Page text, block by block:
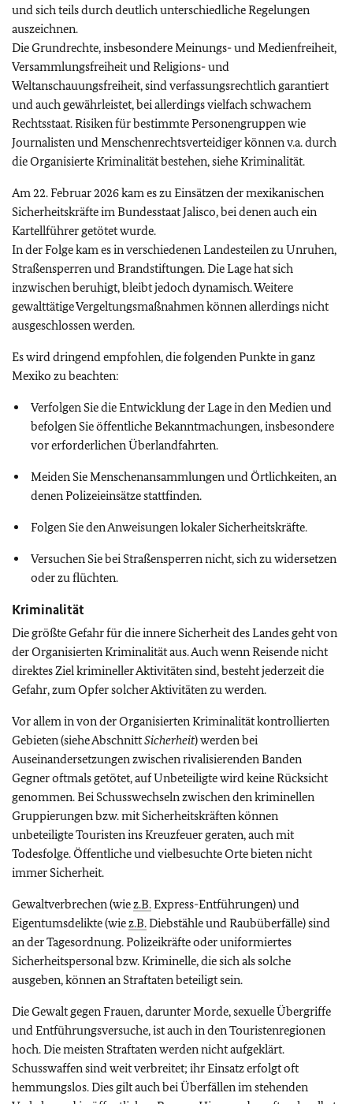
und sich teils durch deutlich unterschiedliche Regelungen
auszeichnen.
Die Grundrechte, insbesondere Meinungs- und Medienfreiheit,
Versammlungsfreiheit und Religions- und
Weltanschauungsfreiheit, sind verfassungsrechtlich garantiert
und auch gewährleistet, bei allerdings vielfach schwachem
Rechtsstaat. Risiken für bestimmte Personengruppen wie
Journalisten und Menschenrechtsverteidiger können v.a. durch
die Organisierte Kriminalität bestehen, siehe Kriminalität.
Am 22. Februar 2026 kam es zu Einsätzen der mexikanischen
Sicherheitskräfte im Bundesstaat Jalisco, bei denen auch ein
Kartellführer getötet wurde.
In der Folge kam es in verschiedenen Landesteilen zu Unruhen,
Straßensperren und Brandstiftungen. Die Lage hat sich
inzwischen beruhigt, bleibt jedoch dynamisch. Weitere
gewalttätige Vergeltungsmaßnahmen können allerdings nicht
ausgeschlossen werden.
Es wird dringend empfohlen, die folgenden Punkte in ganz
Mexiko zu beachten:
Verfolgen Sie die Entwicklung der Lage in den Medien und
befolgen Sie öffentliche Bekanntmachungen, insbesondere
vor erforderlichen Überlandfahrten.
Meiden Sie Menschenansammlungen und Örtlichkeiten, an
denen Polizeieinsätze stattfinden.
Folgen Sie den Anweisungen lokaler Sicherheitskräfte.
Versuchen Sie bei Straßensperren nicht, sich zu widersetzen
oder zu flüchten.
Kriminalität
Die größte Gefahr für die innere Sicherheit des Landes geht von
der Organisierten Kriminalität aus. Auch wenn Reisende nicht
direktes Ziel krimineller Aktivitäten sind, besteht jederzeit die
Gefahr, zum Opfer solcher Aktivitäten zu werden.
Vor allem in von der Organisierten Kriminalität kontrollierten
Gebieten (siehe AbschnittSicherheit) werden bei
Auseinandersetzungen zwischen rivalisierenden Banden
Gegner oftmals getötet, auf Unbeteiligte wird keine Rücksicht
genommen.Bei Schusswechseln zwischen den kriminellen
Gruppierungen bzw. mit Sicherheitskräften können
unbeteiligte Touristen ins Kreuzfeuer geraten, auch mit
Todesfolge.Öffentliche und vielbesuchte Orte bieten nicht
immer Sicherheit.
Gewaltverbrechen (wiez.B.Express-Entführungen) und
Eigentumsdelikte (wiez.B.Diebstähle und Raubüberfälle)sind
an der Tagesordnung. Polizeikräfte oder uniformiertes
Sicherheitspersonal bzw. Kriminelle, die sich als solche
ausgeben, können an Straftaten beteiligt sein.
Die Gewalt gegen Frauen, darunter Morde, sexuelle Übergriffe
und Entführungsversuche, ist auch in den Touristenregionen
hoch. Die meisten Straftaten werden nicht aufgeklärt.
Schusswaffen sind weit verbreitet; ihr Einsatz erfolgt oft
hemmungslos. Dies gilt auch bei Überfällen im stehenden